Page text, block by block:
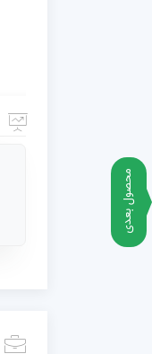
محصول بعدی